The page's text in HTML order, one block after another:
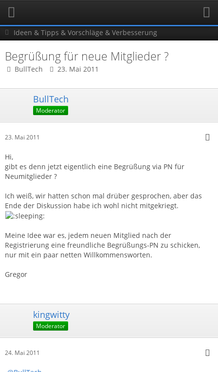
Ideen & Tipps & Vorschläge & Verbesserung
Begrüßung für neue Mitglieder ?
BullTech 23. Mai 2011
BullTech
Moderator
23. Mai 2011
Hi,
gibt es denn jetzt eigentlich eine Begrüßung via PN für
Neumitglieder ?
Ich weiß, wir hatten schon mal drüber gesprochen, aber das
Ende der Diskussion habe ich wohl nicht mitgekriegt.
Meine Idee war es, jedem neuen Mitglied nach der
Registrierung eine freundliche Begrüßungs-PN zu schicken,
nur mit ein paar netten Willkommensworten.
Gregor
kingwitty
Moderator
24. Mai 2011